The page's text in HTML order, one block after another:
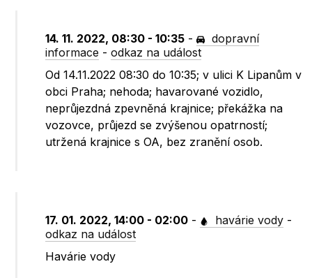
14. 11. 2022, 08:30 - 10:35 -
dopravní
informace -odkaz na událost
Od 14.11.2022 08:30 do 10:35; v ulici K Lipanům v
obci Praha; nehoda; havarované vozidlo,
neprůjezdná zpevněná krajnice; překážka na
vozovce, průjezd se zvýšenou opatrností;
utržená krajnice s OA, bez zranění osob.
17. 01. 2022, 14:00 - 02:00 - havárie vody -
odkaz na událost
Havárie vody